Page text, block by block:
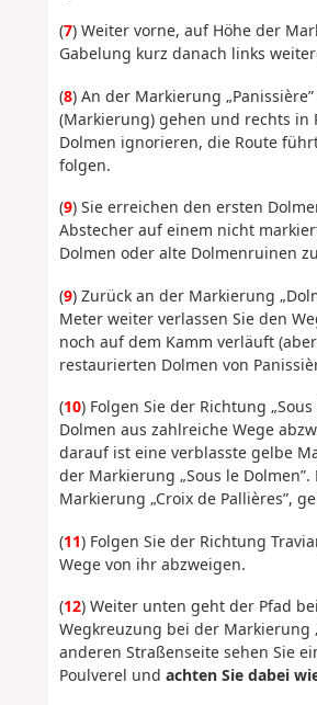
(7) Weiter vorne, auf Höhe der
Gabelung kurz danach links
(8) An der Markierung
(Markierung) gehen und rechts in
Dolmen ignorieren, die Route
folgen.
(9) Sie erreichen den ersten
Abstecher auf einem nicht
Dolmen oder alte Dolmenruinen
(9) Zurück an der Markierung
Meter weiter verlassen Sie den
noch auf dem Kamm verläuft
restaurierten Dolmen von
(10) Folgen Sie der Richtung
Dolmen aus zahlreiche Wege
darauf ist eine verblasste gelbe
der Markierung „Sous le
Markierung „Croix de Pallières”,
(11) Folgen Sie der Richtung
Wege von ihr abzweigen.
(12) Weiter unten geht der Pfad
Wegkreuzung bei der Markierung
anderen Straßenseite sehen Sie
Poulverel und achten Sie dabei